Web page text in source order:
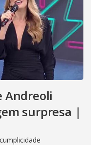
Andreoli
surpresa |